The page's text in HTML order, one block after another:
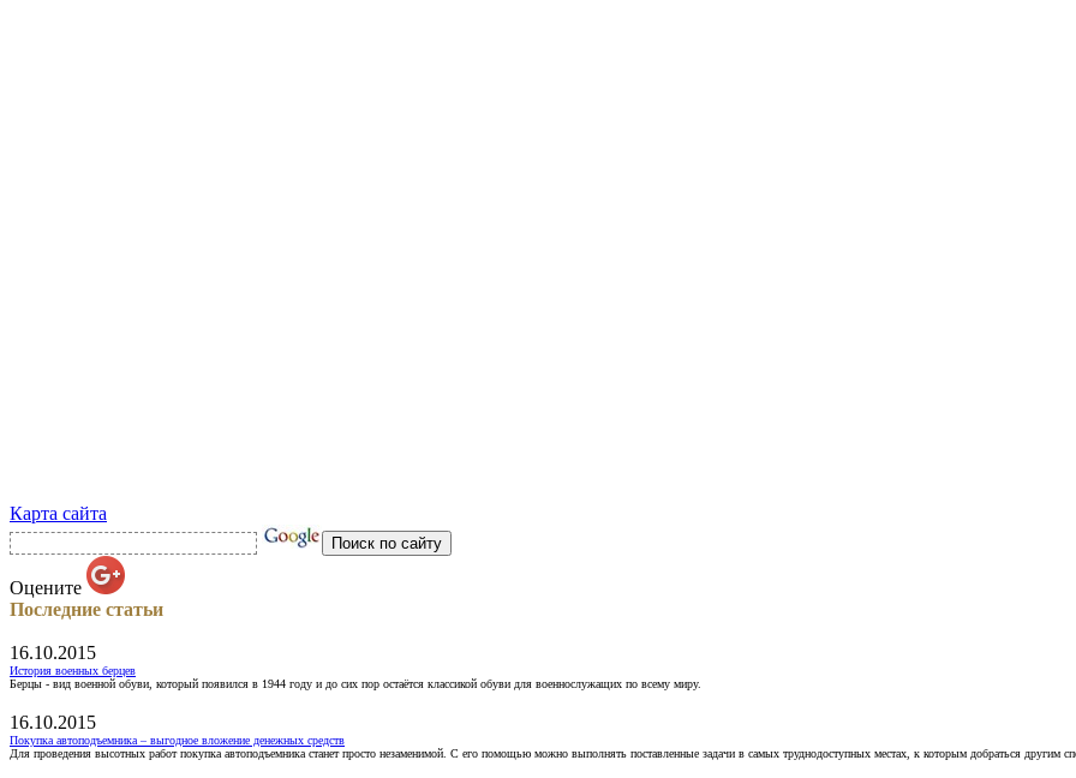
Карта сайта
Оцените
Последние статьи
16.10.2015
История военных берцев
Берцы - вид военной обуви, который появился в 1944 году и до сих пор остаётся классикой обуви для военнослужащих по всему миру.
16.10.2015
Покупка автоподъемника – выгодное вложение денежных средств
Для проведения высотных работ покупка автоподъемника станет просто незаменимой. С его помощью можно выполнять поставленные задачи в самых труднодоступных местах, к которым добраться другим